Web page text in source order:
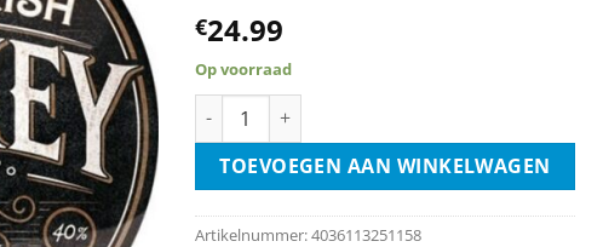
€24.99
Op voorraad
Round Sign - Original Irish Whiskey aantal
TOEVOEGEN AAN WINKELWAGEN
Artikelnummer:4036113251158